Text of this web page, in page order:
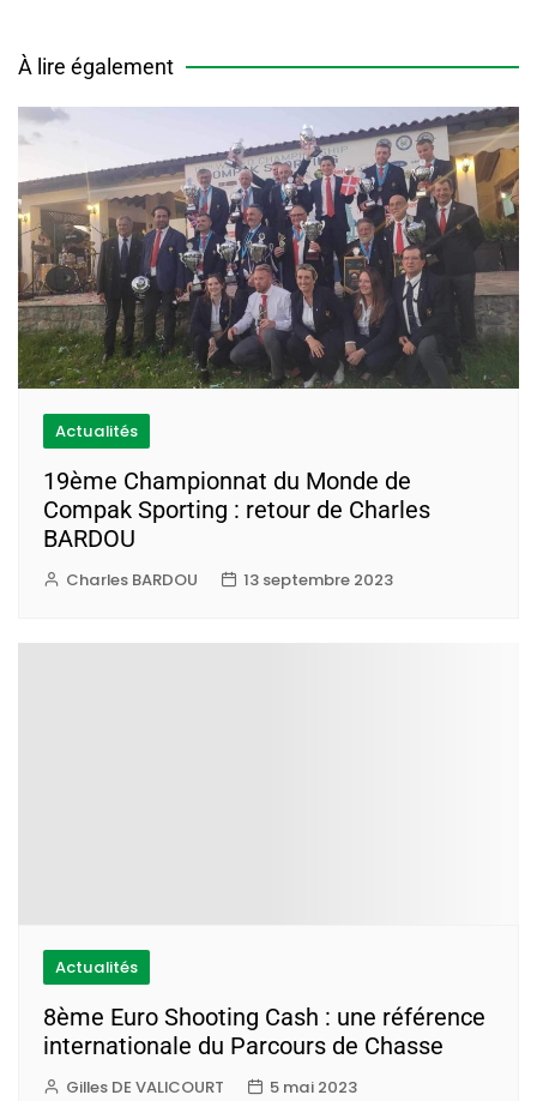
À lire également
Actualités
19ème Championnat du Monde de
Compak Sporting : retour de Charles
BARDOU
Charles BARDOU 13 septembre 2023
Actualités
8ème Euro Shooting Cash : une référence
internationale du Parcours de Chasse
Gilles DE VALICOURT 5 mai 2023